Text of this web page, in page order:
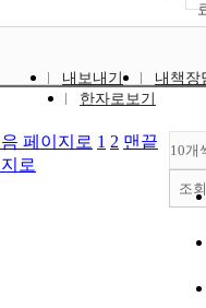
내보내기
내책장
한자로보기
10개
조회
페이지로 1 2 맨끝
로